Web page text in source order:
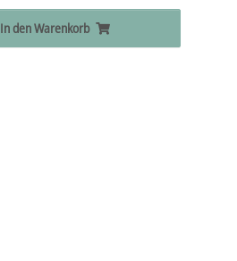
In den Warenkorb